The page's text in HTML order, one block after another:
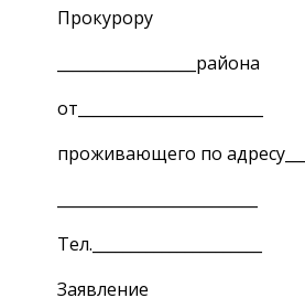
Прокурору
__________________района
от________________________
проживающего по адресу____
Тел.______________________
Заявление